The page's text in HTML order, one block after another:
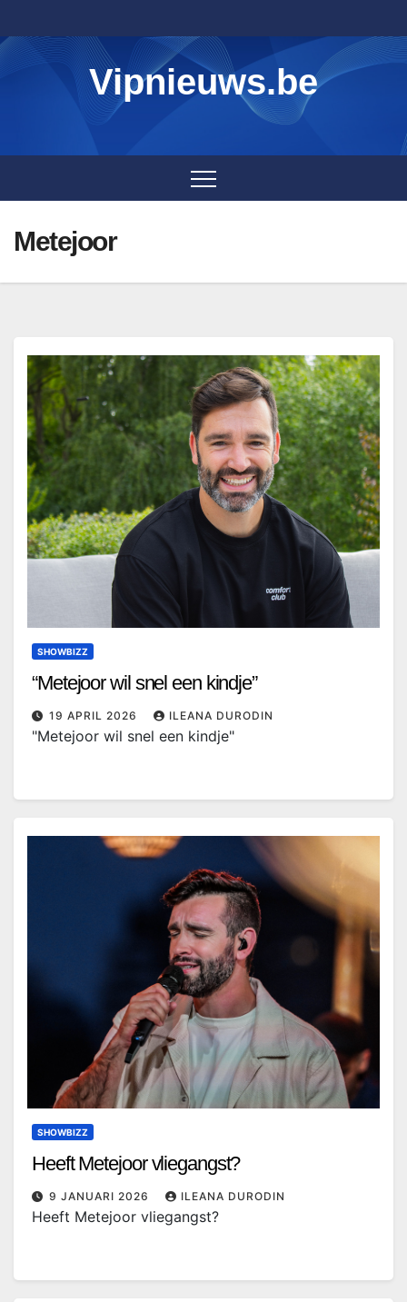
to
content
Vipnieuws.be
Metejoor
SHOWBIZZ
“Metejoor wil snel een kindje”
19 APRIL 2026 ILEANA DURODIN
"Metejoor wil snel een kindje"
SHOWBIZZ
Heeft Metejoor vliegangst?
9 JANUARI 2026 ILEANA DURODIN
Heeft Metejoor vliegangst?